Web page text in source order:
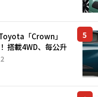
「Crown」
搭載4WD、每公升
油耗表現超亮眼！